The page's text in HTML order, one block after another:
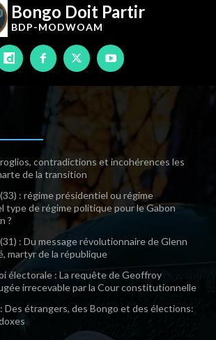
Bongo Doit Partir
BDP-MODWOAM
contradictions et incohérences les
de la transition
: régime présidentiel ou régime
type de régime politique pour le Gabon
?
: Du message révolutionnaire de Glenn
martyr de la république
électorale : La requête de Geoffroy
irrecevable par la Cour constitutionnelle
Des étrangers, des Bongo et des élections: